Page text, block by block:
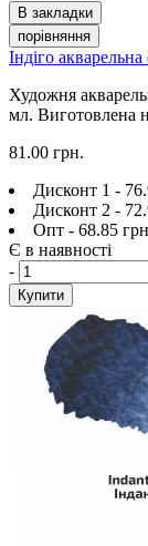
В закладки
порівняння
Індіго
Художня
мл. Виготовлена
81.00 грн.
Дисконт 1 -
Дисконт 2 -
Опт - 68.85
Є в наявності
-
Купити